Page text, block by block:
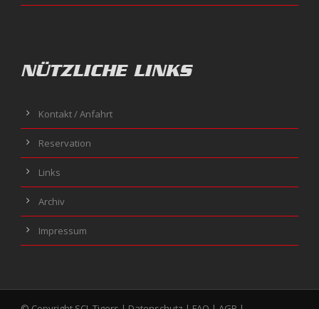
NÜTZLICHE LINKS
Kontakt / Anfahrt
Reservation
Links
Archiv
Impressum